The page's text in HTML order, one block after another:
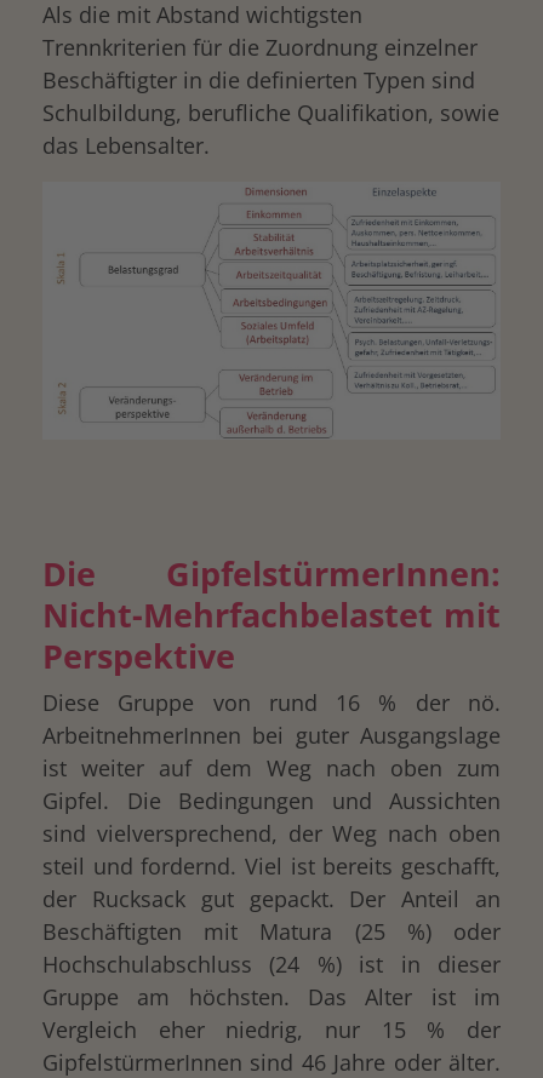
Als die mit Abstand wichtigsten
Trennkriterien für die Zuordnung einzelner
Beschäftigter in die definierten Typen sind
Schulbildung, berufliche Qualifikation, sowie
das Lebensalter.
Die GipfelstürmerInnen:
Nicht-Mehrfachbelastet mit
Perspektive
Diese Gruppe von rund 16 % der nö.
ArbeitnehmerInnen bei guter Ausgangslage
ist weiter auf dem Weg nach oben zum
Gipfel. Die Bedingungen und Aussichten
sind vielversprechend, der Weg nach oben
steil und fordernd. Viel ist bereits geschafft,
der Rucksack gut gepackt. Der Anteil an
Beschäftigten mit Matura (25 %) oder
Hochschulabschluss (24 %) ist in dieser
Gruppe am höchsten. Das Alter ist im
Vergleich eher niedrig, nur 15 % der
GipfelstürmerInnen sind 46 Jahre oder älter.